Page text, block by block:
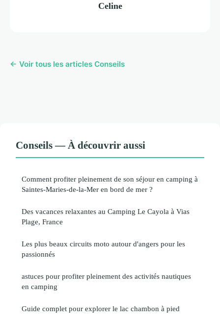
Celine
← Voir tous les articles Conseils
Conseils — À découvrir aussi
Comment profiter pleinement de son séjour en camping à
Saintes-Maries-de-la-Mer en bord de mer ?
Des vacances relaxantes au Camping Le Cayola à Vias
Plage, France
Les plus beaux circuits moto autour d'angers pour les
passionnés
astuces pour profiter pleinement des activités nautiques
en camping
Guide complet pour explorer le lac chambon à pied